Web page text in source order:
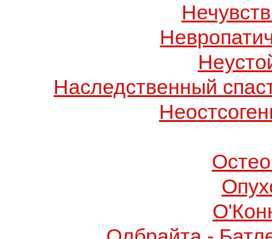
Наследственный